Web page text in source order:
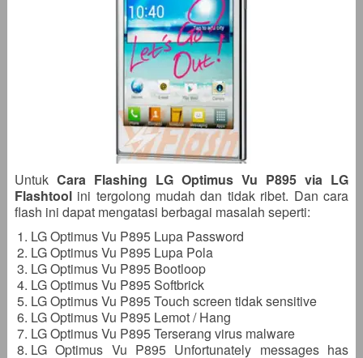
Untuk Cara Flashing LG Optimus Vu P895 via LG
Flashtoolini tergolong mudah dan tidak ribet. Dan cara
flash ini dapat mengatasi berbagai masalah seperti:
LG Optimus Vu P895 Lupa Password
LG Optimus Vu P895 Lupa Pola
LG Optimus Vu P895 Bootloop
LG Optimus Vu P895 Softbrick
LG Optimus Vu P895 Touch screen tidak sensitive
LG Optimus Vu P895 Lemot / Hang
LG Optimus Vu P895 Terserang virus malware
LG Optimus Vu P895 Unfortunately messages has